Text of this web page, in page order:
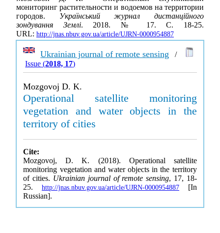
мониторинг растительности и водоемов на территории
городов. Український журнал дистанційного
зондування Землі. 2018. № 17. С. 18-25.
URL: http://jnas.nbuv.gov.ua/article/UJRN-0000954887
Ukrainian journal of remote sensing /
Issue (2018, 17)
Mozgovoj D. K.
Operational satellite monitoring
vegetation and water objects in the
territory of cities
Cite:
Mozgovoj, D. K. (2018). Operational satellite
monitoring vegetation and water objects in the territory
of cities. Ukrainian journal of remote sensing, 17, 18-
25. http://jnas.nbuv.gov.ua/article/UJRN-0000954887 [In
Russian].